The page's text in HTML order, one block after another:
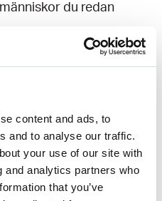
content and ads, to
and to analyse our traffic.
your use of our site with
and analytics partners who
that you’ve
du redan
utbildningar,